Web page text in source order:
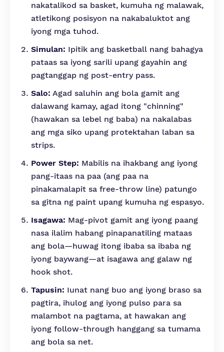
nakatalikod sa basket, kumuha ng malawak,
atletikong posisyon na nakabaluktot ang
iyong mga tuhod.
Simulan: Ipitik ang basketball nang bahagya
pataas sa iyong sarili upang gayahin ang
pagtanggap ng post-entry pass.
Salo: Agad saluhin ang bola gamit ang
dalawang kamay, agad itong "chinning"
(hawakan sa lebel ng baba) na nakalabas
ang mga siko upang protektahan laban sa
strips.
Power Step: Mabilis na ihakbang ang iyong
pang-itaas na paa (ang paa na
pinakamalapit sa free-throw line) patungo
sa gitna ng paint upang kumuha ng espasyo.
Isagawa: Mag-pivot gamit ang iyong paang
nasa ilalim habang pinapanatiling mataas
ang bola—huwag itong ibaba sa ibaba ng
iyong baywang—at isagawa ang galaw ng
hook shot.
Tapusin: Iunat nang buo ang iyong braso sa
pagtira, ihulog ang iyong pulso para sa
malambot na pagtama, at hawakan ang
iyong follow-through hanggang sa tumama
ang bola sa net.